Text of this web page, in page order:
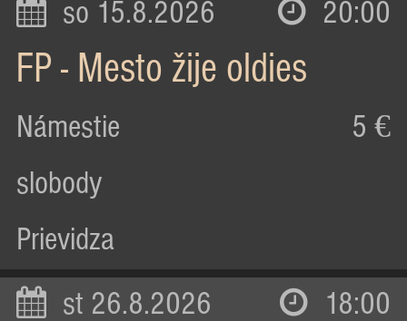
so 15.8.2026 20:00
FP - Mesto žije oldies
Námestie
slobody
Prievidza
5 €
st 26.8.2026 18:00